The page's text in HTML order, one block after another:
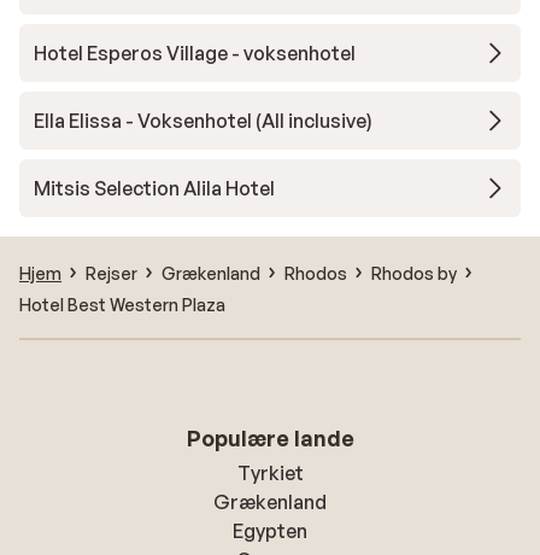
Hotel Esperos Village - voksenhotel
Ella Elissa - Voksenhotel (All inclusive)
Mitsis Selection Alila Hotel
Hjem Rejser Grækenland Rhodos
Rhodos by
Hotel Best Western Plaza
Populære lande
Tyrkiet
Grækenland
Egypten